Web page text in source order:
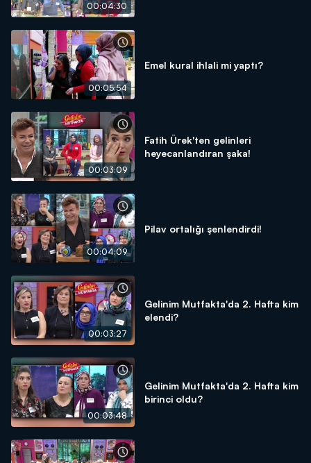
00:04:30
00:05:54
Emel kural ihlali mi yaptı?
00:03:09
Fatih Ürek'ten gelinleri
heyecanlandıran şaka!
00:04:09
Pilav ortalığı şenlendirdi!
00:03:27
Gelinim Mutfakta'da 2. Hafta kim
elendi?
00:03:48
Gelinim Mutfakta'da 2. Hafta kim
birinci oldu?